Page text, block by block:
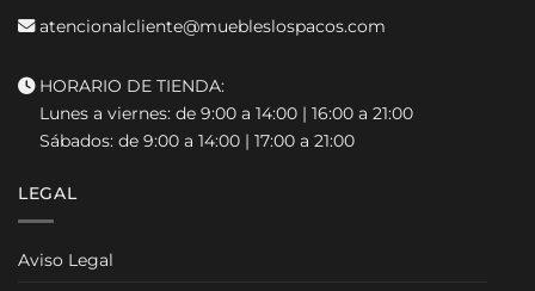
atencionalcliente@muebleslospacos.com
HORARIO DE TIENDA:
Lunes a viernes: de 9:00 a 14:00 | 16:00 a 21:00
Sábados: de 9:00 a 14:00 | 17:00 a 21:00
LEGAL
Aviso Legal